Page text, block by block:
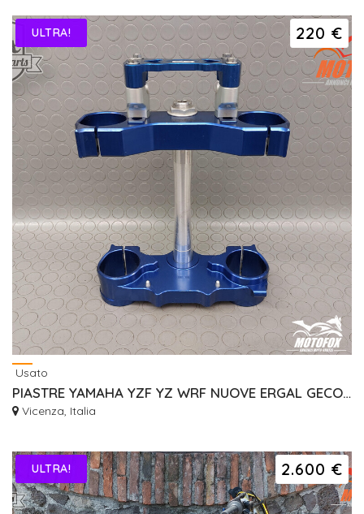
220 €
ULTRA!
Usato
PIASTRE YAMAHA YZF YZ WRF NUOVE ERGAL GECO RISER
Vicenza, Italia
2.600 €
ULTRA!